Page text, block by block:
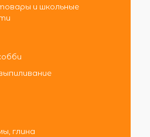
и школьные
глина